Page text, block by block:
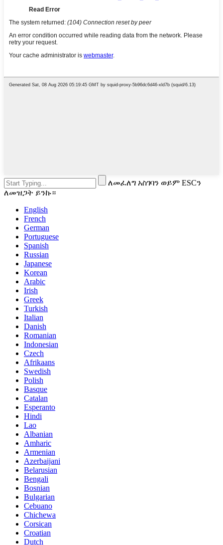
ለመፈለግ አስገባን ወይም ESCን
ለመዝጋት ይንኩ።
English
French
German
Portuguese
Spanish
Russian
Japanese
Korean
Arabic
Irish
Greek
Turkish
Italian
Danish
Romanian
Indonesian
Czech
Afrikaans
Swedish
Polish
Basque
Catalan
Esperanto
Hindi
Lao
Albanian
Amharic
Armenian
Azerbaijani
Belarusian
Bengali
Bosnian
Bulgarian
Cebuano
Chichewa
Corsican
Croatian
Dutch